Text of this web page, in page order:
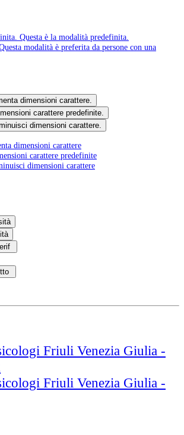
. Questa è la modalità predefinita.
Questa modalità è preferita da persone con una
dimensioni carattere.
carattere predefinite.
dimensioni carattere.
dimensioni carattere
carattere predefinite
dimensioni carattere
Friuli Venezia Giulia -
Friuli Venezia Giulia -